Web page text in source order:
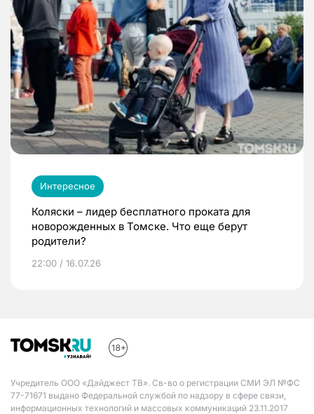
Интересное
Коляски – лидер бесплатного проката для
новорожденных в Томске. Что еще берут
родители?
22:00 / 16.07.26
Учредитель ООО «Дайджест ТВ». Св-во о регистрации СМИ ЭЛ №ФС
77-71671 выдано Федеральной службой по надзору в сфере связи,
информационных технологий и массовых коммуникаций 23.11.2017